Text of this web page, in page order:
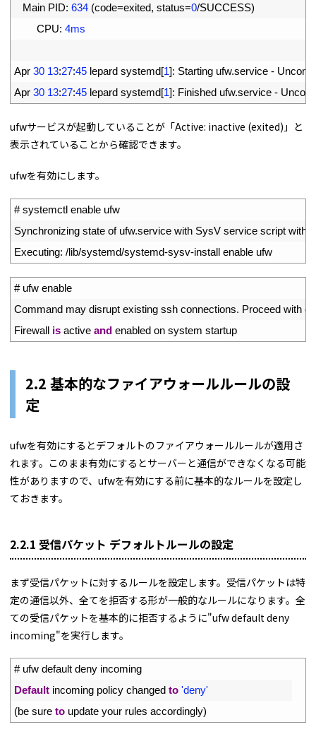
Main PID: 634 (code=exited, status=0/SUCCESS)
CPU: 4ms
Apr 30 13:27:45 lepard systemd[1]: Starting ufw.service -
Apr 30 13:27:45 lepard systemd[1]: Finished ufw.service -
ufwサービスが起動していることが「Active: inactive (exited)」と
表示されていることから確認できます。
ufwを有効にします。
# systemctl enable ufw
Synchronizing state of ufw.service with SysV service script with
Executing: /lib/systemd/systemd-sysv-install enable ufw
# ufw enable
Command may disrupt existing ssh connections. Proceed with
Firewall is active and enabled on system startup
2.2 基本的なファイアウォールルールの設
定
ufwを有効にするとデフォルトのファイアウォールルールが適用さ
れます。このまま有効にするとサーバーと通信ができなくなる可能
性がありますので、ufwを有効にする前に基本的なルールを設定し
ておきます。
2.2.1 受信パケット デフォルトルールの設定
まず受信パケットに対するルールを設定します。受信パケットは特
定の通信以外、全てを拒否する形が一般的なルールになります。全
ての受信パケットを基本的に拒否するように"ufw default deny
incoming"を実行します。
# ufw default deny incoming
Default incoming policy changed to 'deny'
(be sure to update your rules accordingly)